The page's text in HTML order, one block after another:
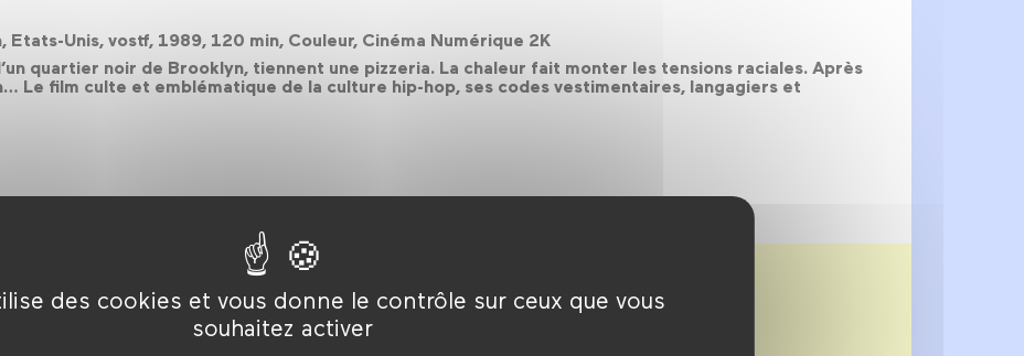
des cookies et vous donne le contrôle sur ceux que vous
souhaitez activer
Etats-Unis, vostf, 1989, 120 min, Couleur, Cinéma Numérique 2K
quartier noir de Brooklyn, tiennent une pizzeria. La chaleur fait monter les tensions raciales. Après
Le film culte et emblématique de la culture hip-hop, ses codes vestimentaires, langagiers et
!